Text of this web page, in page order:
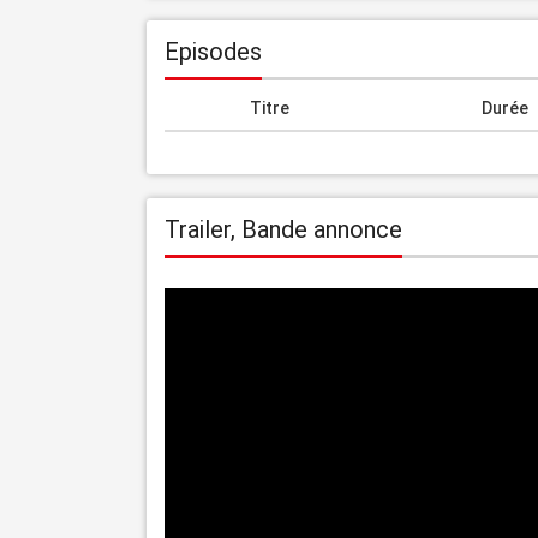
Episodes
Titre Durée
Trailer, Bande annonce